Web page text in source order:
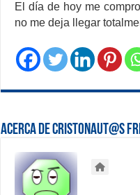
El día de hoy me
no me deja llegar
Acerca de Cristonaut@s